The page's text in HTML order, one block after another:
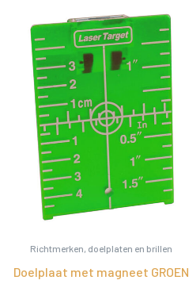
Richtmerken, doelplaten en brillen
Doelplaat met magneet GROEN